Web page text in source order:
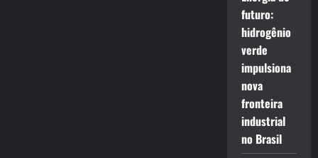
futuro:
hidrogênio
verde
impulsiona
nova
fronteira
industrial
no Brasil